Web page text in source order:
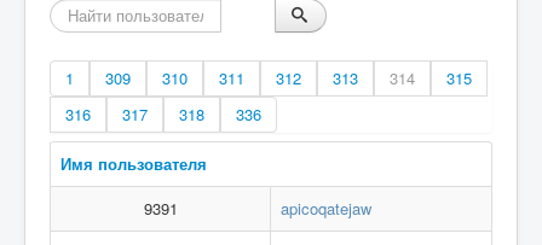
Форум
Контакты
Помощь
1 309 310 311 312 313 314
315
316
317 318 336
Имя пользователя
9391
apicoqatejaw